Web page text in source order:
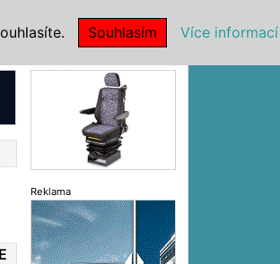
Reklama
Souhlasím Více informací